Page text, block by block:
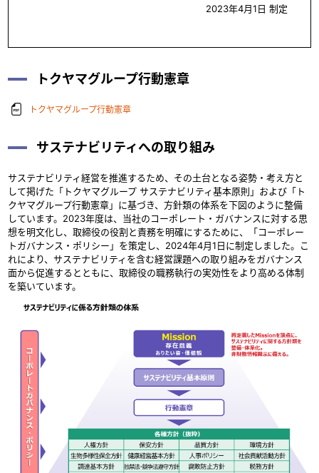
2023年4月1日 制定
トクヤマグループ行動憲章
トクヤマグループ行動憲章
サステナビリティへの取り組み
サステナビリティ経営を推進するため、その土台となる姿勢・考え方と
して掲げた「トクヤマグループ サステナビリティ基本原則」および「ト
クヤマグループ行動憲章」に基づき、方針類の体系を下図のように整備
しています。2023年度は、当社のコーポレート・ガバナンスに対する思
想を明文化し、取締役の役割と責務を明確にするために、「コーポレー
トガバナンス・ポリシー」を策定し、2024年4月1日に制定しました。こ
れにより、サステナビリティを含む経営課題への取り組みをガバナンス
面から促進するとともに、取締役の職務執行の実効性をより高める体制
を築いています。